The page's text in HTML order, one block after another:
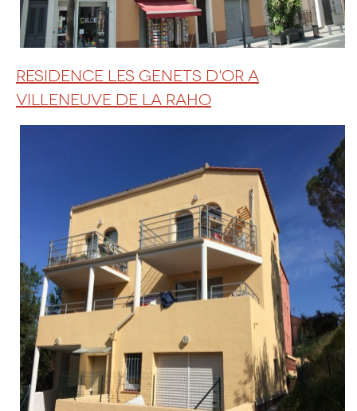
RESIDENCE LES GENETS D'OR A
VILLENEUVE DE LA RAHO